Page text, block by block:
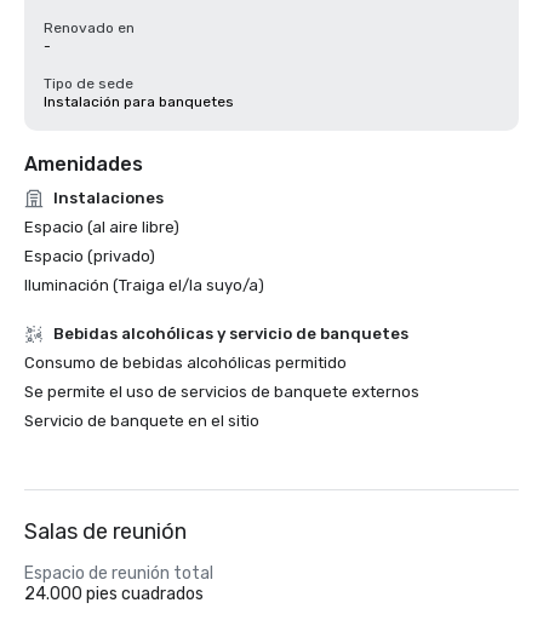
Renovado en
-
Tipo de sede
Instalación para banquetes
Amenidades
Instalaciones
Espacio (al aire libre)
Espacio (privado)
Iluminación (Traiga el/la suyo/a)
Bebidas alcohólicas y servicio de banquetes
Consumo de bebidas alcohólicas permitido
Se permite el uso de servicios de banquete externos
Servicio de banquete en el sitio
Salas de reunión
Espacio de reunión total
24.000 pies cuadrados